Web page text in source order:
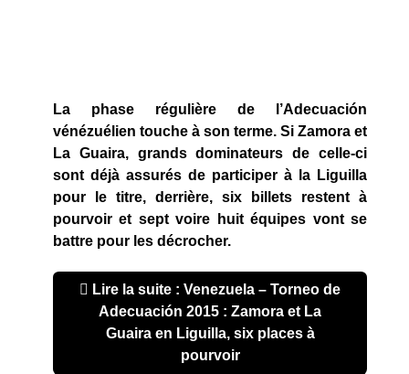
La phase régulière de l’Adecuación
vénézuélien touche à son terme. Si Zamora et
La Guaira, grands dominateurs de celle-ci
sont déjà assurés de participer à la Liguilla
pour le titre, derrière, six billets restent à
pourvoir et sept voire huit équipes vont se
battre pour les décrocher.
Lire la suite : Venezuela – Torneo de
Adecuación 2015 : Zamora et La
Guaira en Liguilla, six places à
pourvoir